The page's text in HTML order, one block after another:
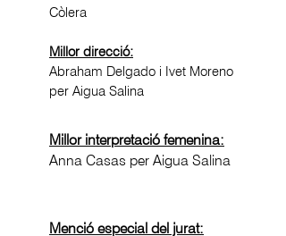
Còlera
Millor direcció:
Abraham Delgado i Ivet Moreno
per Aigua Salina
Millor interpretació femenina:
Anna Casas per Aigua Salina
Menció especial del jurat: